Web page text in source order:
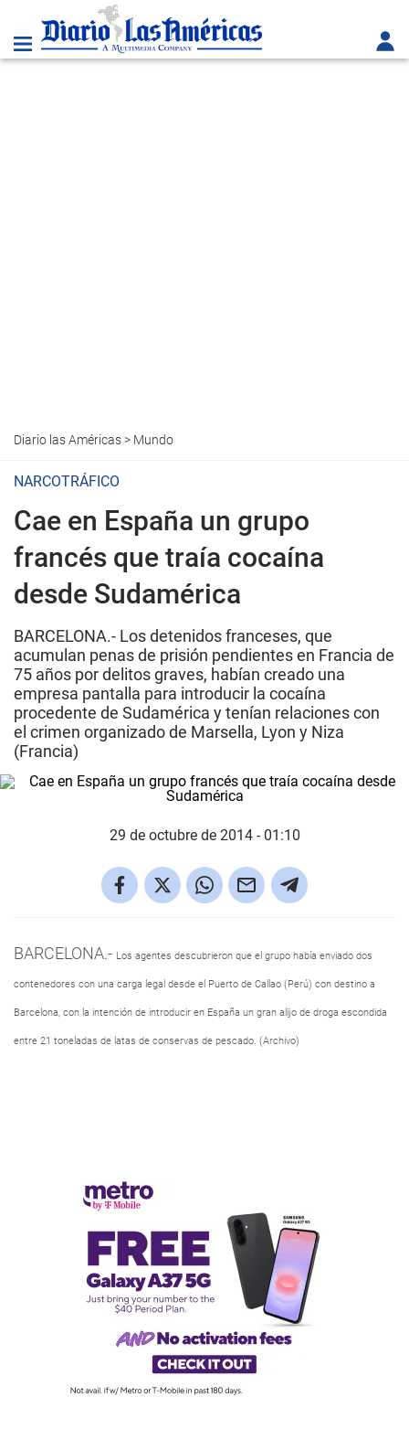
Diario las Américas> Mundo
NARCOTRÁFICO
Cae en España un grupo
francés que traía cocaína
desde Sudamérica
BARCELONA.- Los detenidos franceses, que
acumulan penas de prisión pendientes en Francia de
75 años por delitos graves, habían creado una
empresa pantalla para introducir la cocaína
procedente de Sudamérica y tenían relaciones con
el crimen organizado de Marsella, Lyon y Niza
(Francia)
29 de octubre de 2014 - 01:10
BARCELONA.- Los agentes descubrieron que el grupo había enviado dos
contenedores con una carga legal desde el Puerto de Callao (Perú) con destino a
Barcelona, con la intención de introducir en España un gran alijo de droga escondida
entre 21 toneladas de latas de conservas de pescado. (Archivo)